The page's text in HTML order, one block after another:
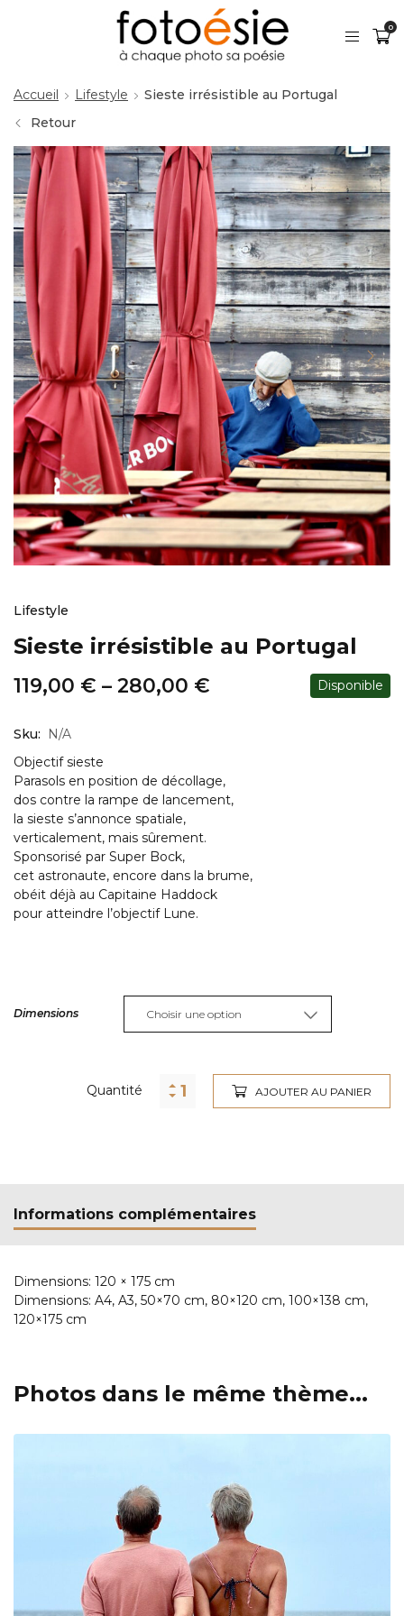
0
Accueil Lifestyle
Sieste irrésistible au Portugal
Retour
Lifestyle
Sieste irrésistible au Portugal
119,00 € – 280,00 € Disponible
Sku:
N/A
Objectif sieste
Parasols en position de décollage,
dos contre la rampe de lancement,
la sieste s’annonce spatiale,
verticalement, mais sûrement.
Sponsorisé par Super Bock,
cet astronaute, encore dans la brume,
obéit déjà au Capitaine Haddock
pour atteindre l’objectif Lune.
Dimensions
Quantité AJOUTER AU PANIER
Informations complémentaires
Dimensions: 120 × 175 cm
Dimensions: A4, A3, 50×70 cm, 80×120 cm, 100×138 cm,
120×175 cm
Photos dans le même thème...